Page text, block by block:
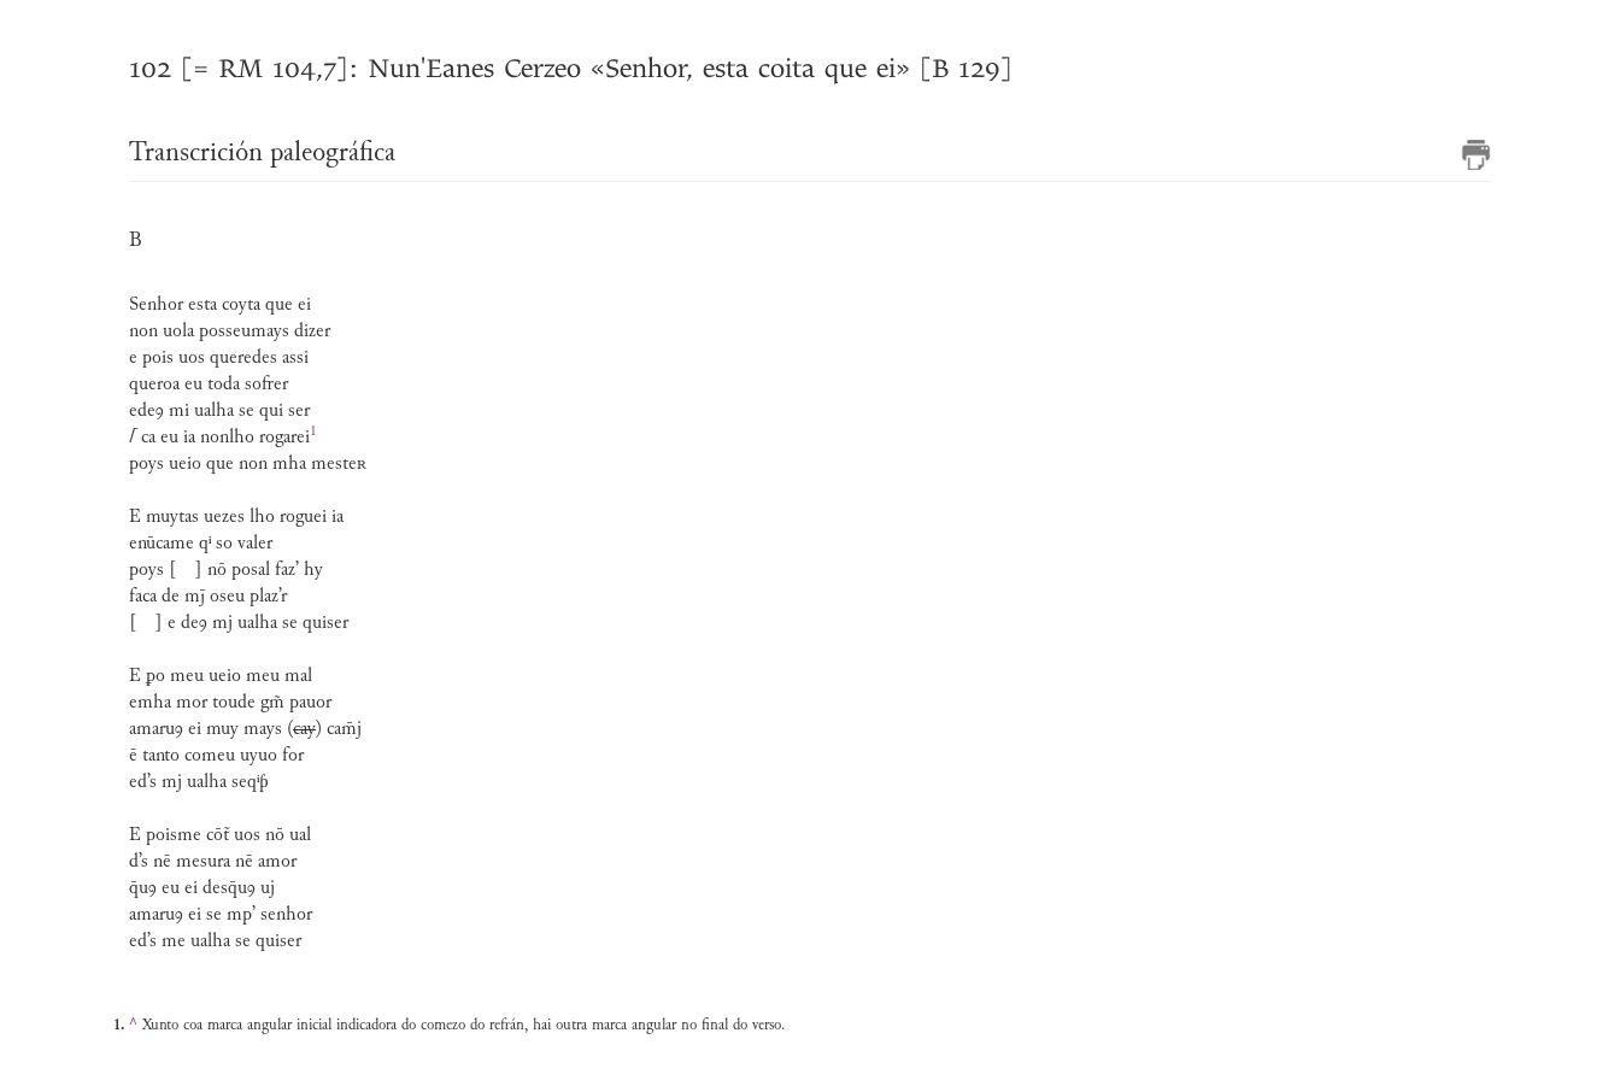
102 [= RM 104,7]: Nun'Eanes Cerzeo «Senhor, esta coita que ei» [B 129]
Transcrición paleográfica
B
Senhor esta coyta que ei
non uola posseumays dizer
e pois uos queredes assi
queroa eu toda sofrer
edeꝯ mi ualha se qui ser
⌈ ca eu ia nonlho rogarei1
poys ueio que non mha mester
E muytas uezes lho roguei ia
enūcame qⁱ so valer
poys [ ] nō posal faz’ hy
faca de mj̄ oseu plaz’r
[ ] e deꝯ mj ualha se quiser
E ꝑo meu ueio meu mal
emha mor toude gm̃ pauor
amaruꝯ ei muy mays (cay) cam̄j
ē tanto comeu uyuo for
ed’s mj ualha seqⁱƥ
E poisme cōt̃ uos nō ual
d’s nē mesura nē amor
q̄uꝯ eu ei desq̄uꝯ uj
amaruꝯ ei se mp’ senhor
ed’s me ualha se quiser
^ Xunto coa marca angular inicial indicadora do comezo do refrán, hai outra marca angular no final do verso.